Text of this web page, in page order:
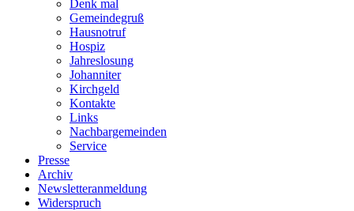
Denk mal
Gemeindegruß
Hausnotruf
Hospiz
Jahreslosung
Johanniter
Kirchgeld
Kontakte
Links
Nachbargemeinden
Service
Presse
Archiv
Newsletteranmeldung
Widerspruch